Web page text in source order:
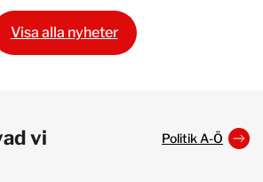
Visa alla nyheter
vi
Politik A-Ö